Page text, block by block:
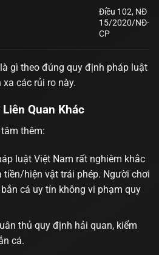
Điều 102, NĐ
15/2020/NĐ-
CP
gì theo đúng quy định pháp luật
các rủi ro này.
Quan Khác
thêm:
luật Việt Nam rất nghiêm khắc
tiền/hiện vật trái phép. Người chơi
cá uy tín không vi phạm quy
thủ quy định hải quan, kiểm
cá.